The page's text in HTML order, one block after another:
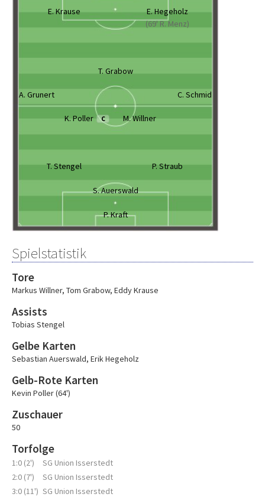
E. Krause
E. Hegeholz
(69' R. Menz)
T. Grabow
A. Grunert C. Schmid
K. Poller C M. Willner
T. Stengel P. Straub
S. Auerswald
P. Kraft
Spielstatistik
Tore
Markus Willner, Tom Grabow, Eddy Krause
Assists
Tobias Stengel
Gelbe Karten
Sebastian Auerswald, Erik Hegeholz
Gelb-Rote Karten
Kevin Poller (64')
Zuschauer
50
Torfolge
1:0 (2')
SG Union Isserstedt
2:0 (7')
SG Union Isserstedt
3:0 (11') SG Union Isserstedt